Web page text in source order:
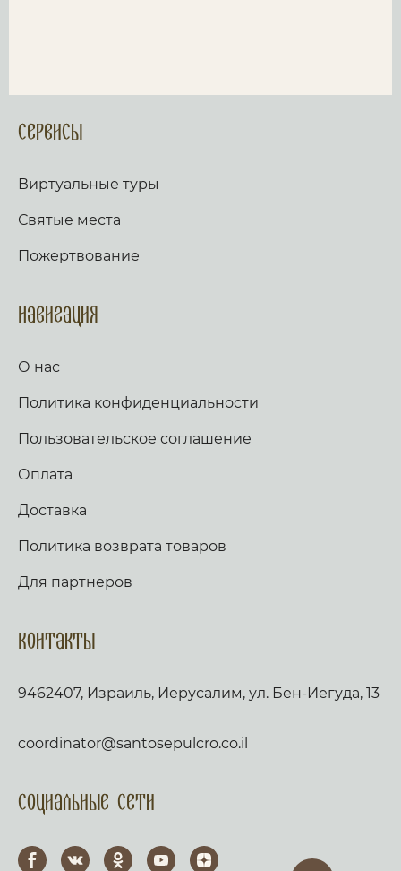
Сервисы
Виртуальные туры
Святые места
Пожертвование
Навигация
О нас
Политика конфиденциальности
Пользовательское соглашение
Оплата
Доставка
Политика возврата товаров
Для партнеров
Контакты
9462407, Израиль, Иерусалим, ул. Бен-Иегуда, 13
coordinator@santosepulcro.co.il
Социальные сети